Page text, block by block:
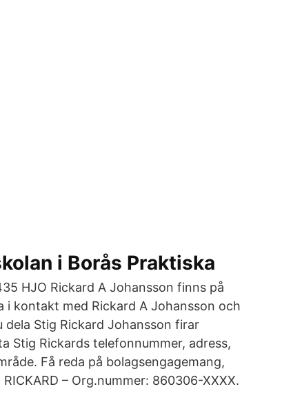
i Borås Praktiska
HJO Rickard A Johansson finns på
i kontakt med Rickard A Johansson och
dela Stig Rickard Johansson firar
Stig Rickards telefonnummer, adress,
Få reda på bolagsengagemang,
– Org.nummer: 860306-XXXX.